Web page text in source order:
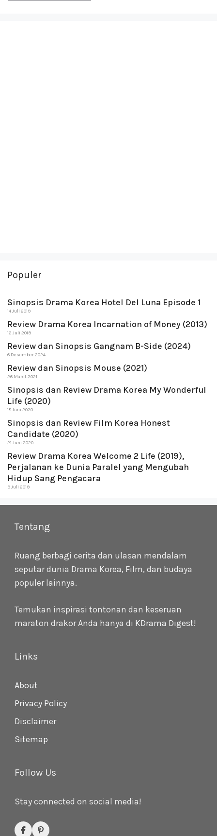
Populer
Sinopsis Drama Korea Hotel Del Luna Episode 1
14 Juli 2019
Review Drama Korea Incarnation of Money (2013)
12 Juli 2019
Review dan Sinopsis Gangnam B-Side (2024)
6 Desember 2024
Review dan Sinopsis Mouse (2021)
26 Maret 2021
Sinopsis dan Review Drama Korea My Wonderful
Life (2020)
18 Juni 2020
Sinopsis dan Review Film Korea Honest
Candidate (2020)
21 Juni 2020
Review Drama Korea Welcome 2 Life (2019),
Perjalanan ke Dunia Paralel yang Mengubah
Hidup Sang Pengacara
9 Juli 2019
Tentang
Ruang berbagi cerita dan ulasan mendalam
seputar dunia Drama Korea, Film, dan budaya
populer lainnya.
Temukan inspirasi tontonan dan keseruan
maraton drakor Anda hanya di KDrama Digest!
Links
About
Privacy Policy
Disclaimer
Sitemap
Follow Us
Stay connected on social media!